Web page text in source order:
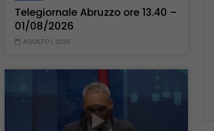
Telegiornale Abruzzo ore 13.40 –
01/08/2026
AGOSTO 1, 2026